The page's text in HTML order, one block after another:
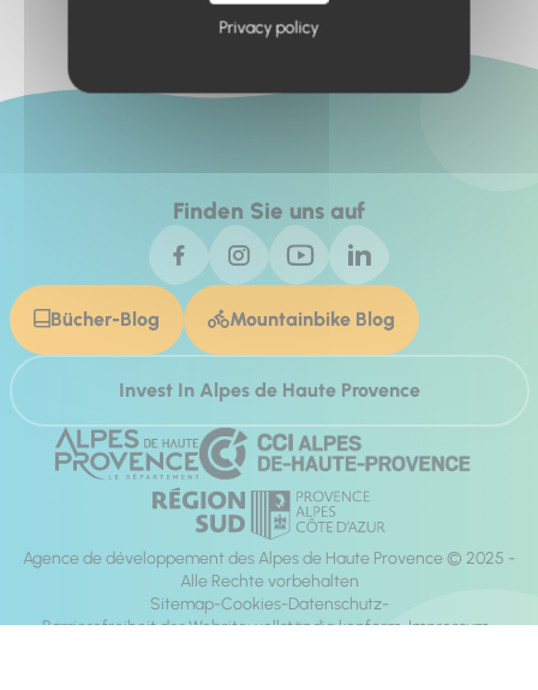
Finden Sie uns auf
Bücher-Blog Mountainbike Blog
Invest In Alpes de Haute Provence
Agence de développement des Alpes de Haute Provence © 2025 -
Alle Rechte vorbehalten
Sitemap Cookies Datenschutz
Barrierefreiheit der Website: vollständig konform Impressum
Privacy policy